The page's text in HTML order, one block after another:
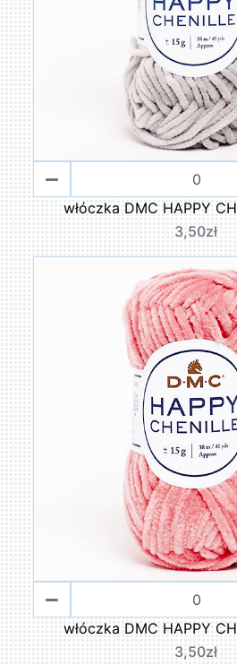
włóczka DMC HAPPY
3,50zł
włóczka DMC HAPPY
3,50zł